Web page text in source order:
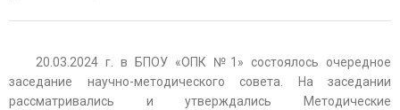
20.03.2024 г. в БПОУ «ОПК №1» состоялось очередное
заседание научно-методического совета. На заседании
рассматривались и утверждались Методические